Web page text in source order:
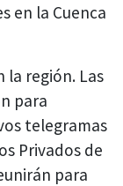
en la Cuenca
la región. Las
para
telegramas
Privados de
para